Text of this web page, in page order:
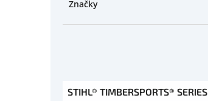
Značky
STIHL® TIMBERSPORTS® SERIES